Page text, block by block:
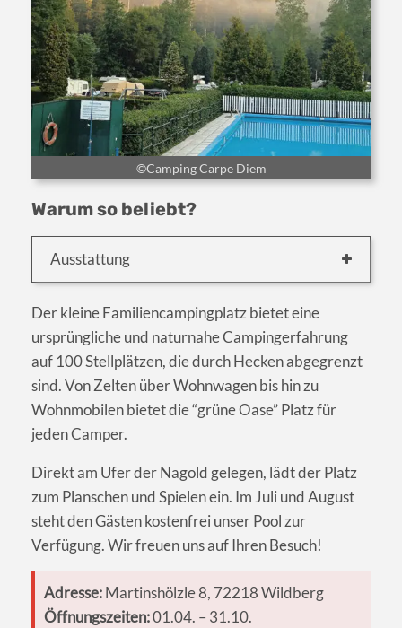
©Camping Carpe Diem
Warum so beliebt?
Ausstattung
Der kleine Familiencampingplatz bietet eine
ursprüngliche und naturnahe Campingerfahrung
auf 100 Stellplätzen, die durch Hecken abgegrenzt
sind. Von Zelten über Wohnwagen bis hin zu
Wohnmobilen bietet die “grüne Oase” Platz für
jeden Camper.
Direkt am Ufer der Nagold gelegen, lädt der Platz
zum Planschen und Spielen ein. Im Juli und August
steht den Gästen kostenfrei unser Pool zur
Verfügung. Wir freuen uns auf Ihren Besuch!
Adresse:Martinshölzle 8, 72218 Wildberg
Öffnungszeiten:01.04. – 31.10.